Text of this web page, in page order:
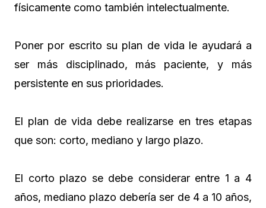
físicamente como también intelectualmente.
Poner por escrito su plan de vida le ayudará a
ser más disciplinado, más paciente, y más
persistente en sus prioridades.
El plan de vida debe realizarse en tres etapas
que son: corto, mediano y largo plazo.
El corto plazo se debe considerar entre 1 a 4
años, mediano plazo debería ser de 4 a 10 años,